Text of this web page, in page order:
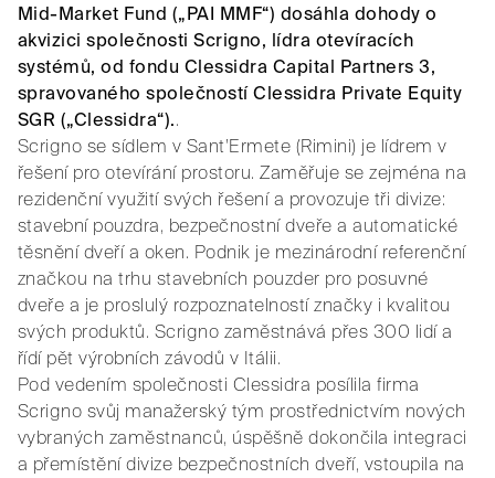
Mid-Market Fund („PAI MMF“) dosáhla dohody o
akvizici společnosti Scrigno, lídra otevíracích
systémů, od fondu Clessidra Capital Partners 3,
spravovaného společností Clessidra Private Equity
SGR („Clessidra“)..
Scrigno se sídlem v Sant'Ermete (Rimini) je lídrem v
řešení pro otevírání prostoru. Zaměřuje se zejména na
rezidenční využití svých řešení a provozuje tři divize:
stavební pouzdra, bezpečnostní dveře a automatické
těsnění dveří a oken. Podnik je mezinárodní referenční
značkou na trhu stavebních pouzder pro posuvné
dveře a je proslulý rozpoznatelností značky i kvalitou
svých produktů. Scrigno zaměstnává přes 300 lidí a
řídí pět výrobních závodů v Itálii.
Pod vedením společnosti Clessidra posílila firma
Scrigno svůj manažerský tým prostřednictvím nových
vybraných zaměstnanců, úspěšně dokončila integraci
a přemístění divize bezpečnostních dveří, vstoupila na